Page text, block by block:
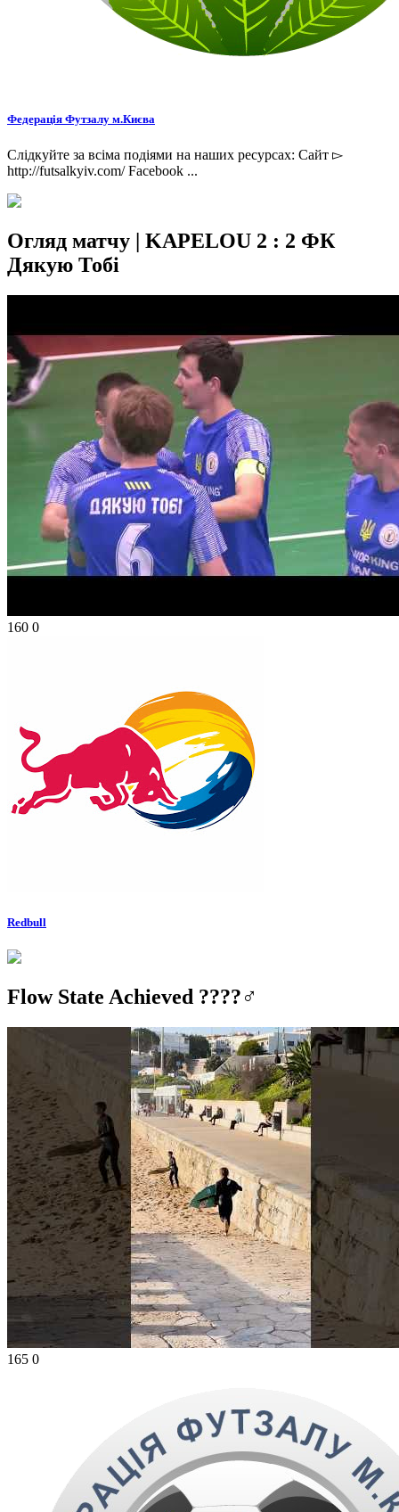
Федерація Футзалу м.Києва
Слідкуйте за всіма подіями на наших ресурсах: Сайт ▻
http://futsalkyiv.com/ Facebook ...
Огляд матчу | KAPELOU 2 : 2 ФК
Дякую Тобі
160 0
Redbull
Flow State Achieved ????‍♂️
165 0